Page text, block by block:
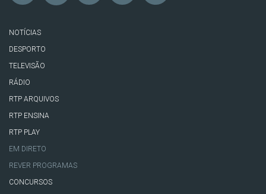
NOTÍCIAS
DESPORTO
TELEVISÃO
RÁDIO
RTP ARQUIVOS
RTP ENSINA
RTP PLAY
EM DIRETO
REVER PROGRAMAS
CONCURSOS